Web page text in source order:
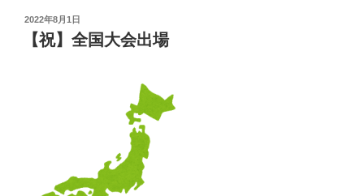
投
日:
2022年8月1日
【祝】全国大会出場